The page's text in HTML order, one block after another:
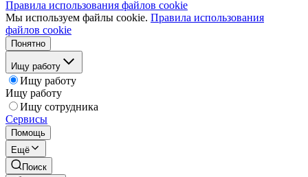
Правила использования файлов cookie
Мы используем файлы cookie. Правила использования
файлов cookie
Понятно
Ищу работу
Ищу работу
Ищу работу
Ищу сотрудника
Сервисы
Помощь
Ещё
Поиск